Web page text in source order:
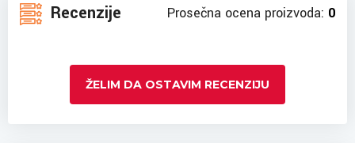
Recenzije Prosečna ocena proizvoda: 0
ŽELIM DA OSTAVIM RECENZIJU